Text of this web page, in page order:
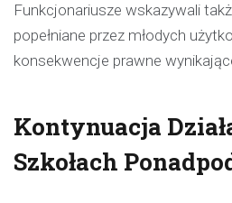
Funkcjonariusze wskazywali
popełniane przez młodych
konsekwencje prawne
Kontynuacja
Szkołach